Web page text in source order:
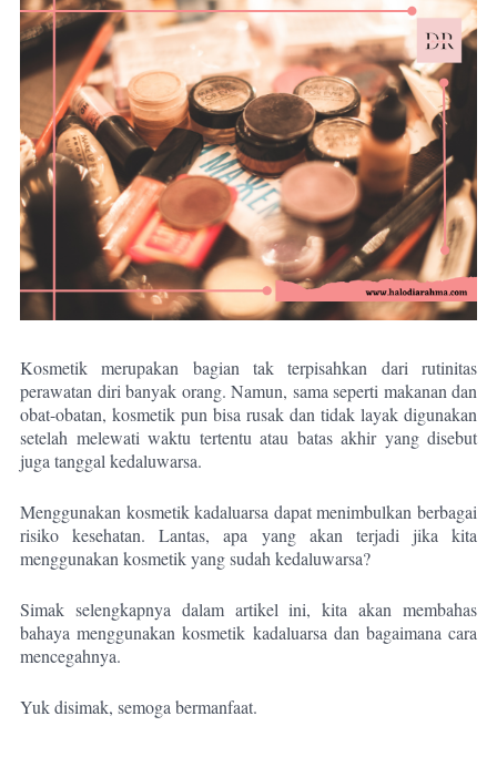
Kosmetik merupakan bagian tak terpisahkan dari rutinitas
perawatan diri banyak orang. Namun, sama seperti makanan dan
obat-obatan, kosmetik pun bisa rusak dan tidak layak digunakan
setelah melewati waktu tertentu atau batas akhir yang disebut
juga tanggal kedaluwarsa.
Menggunakan kosmetik kadaluarsa dapat menimbulkan berbagai
risiko kesehatan. Lantas, apa yang akan terjadi jika kita
menggunakan kosmetik yang sudah kedaluwarsa?
Simak selengkapnya dalam artikel ini, kita akan membahas
bahaya menggunakan kosmetik kadaluarsa dan bagaimana cara
mencegahnya.
Yuk disimak, semoga bermanfaat.